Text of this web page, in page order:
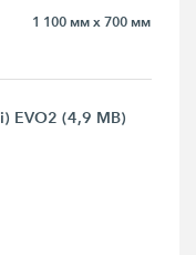
1 100 мм x 700 мм
EVO2 (4,9 MB)